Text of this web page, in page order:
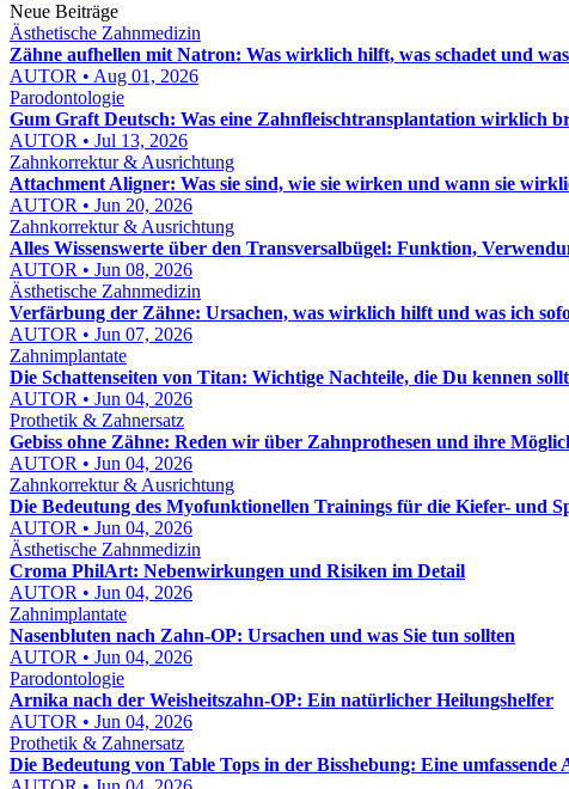
Neue Beiträge
Ästhetische Zahnmedizin
Zähne aufhellen mit Natron: Was wirklich hilft, was schadet und was
AUTOR • Aug 01, 2026
Parodontologie
Gum Graft Deutsch: Was eine Zahnfleischtransplantation wirklich
AUTOR • Jul 13, 2026
Zahnkorrektur & Ausrichtung
Attachment Aligner: Was sie sind, wie sie wirken und wann sie
AUTOR • Jun 20, 2026
Zahnkorrektur & Ausrichtung
Alles Wissenswerte über den Transversalbügel: Funktion,
AUTOR • Jun 08, 2026
Ästhetische Zahnmedizin
Verfärbung der Zähne: Ursachen, was wirklich hilft und was ich
AUTOR • Jun 07, 2026
Zahnimplantate
Die Schattenseiten von Titan: Wichtige Nachteile, die Du kennen
AUTOR • Jun 04, 2026
Prothetik & Zahnersatz
Gebiss ohne Zähne: Reden wir über Zahnprothesen und ihre
AUTOR • Jun 04, 2026
Zahnkorrektur & Ausrichtung
Die Bedeutung des Myofunktionellen Trainings für die Kiefer- und
AUTOR • Jun 04, 2026
Ästhetische Zahnmedizin
Croma PhilArt: Nebenwirkungen und Risiken im Detail
AUTOR • Jun 04, 2026
Zahnimplantate
Nasenbluten nach Zahn-OP: Ursachen und was Sie tun sollten
AUTOR • Jun 04, 2026
Parodontologie
Arnika nach der Weisheitszahn-OP: Ein natürlicher Heilungshelfer
AUTOR • Jun 04, 2026
Prothetik & Zahnersatz
Die Bedeutung von Table Tops in der Bisshebung: Eine umfassende